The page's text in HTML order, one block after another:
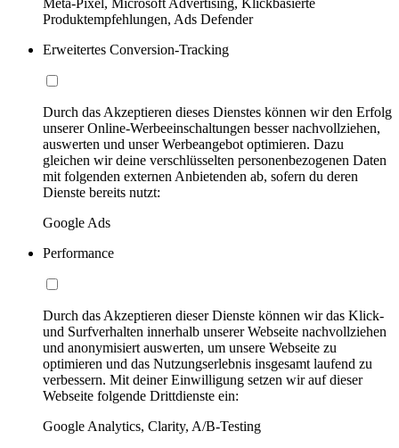
Meta-Pixel, Microsoft Advertising, Klickbasierte
Produktempfehlungen, Ads Defender
Erweitertes Conversion-Tracking
Durch das Akzeptieren dieses Dienstes können wir den Erfolg
unserer Online-Werbeeinschaltungen besser nachvollziehen,
auswerten und unser Werbeangebot optimieren. Dazu
gleichen wir deine verschlüsselten personenbezogenen Daten
mit folgenden externen Anbietenden ab, sofern du deren
Dienste bereits nutzt:
Google Ads
Performance
Durch das Akzeptieren dieser Dienste können wir das Klick-
und Surfverhalten innerhalb unserer Webseite nachvollziehen
und anonymisiert auswerten, um unsere Webseite zu
optimieren und das Nutzungserlebnis insgesamt laufend zu
verbessern. Mit deiner Einwilligung setzen wir auf dieser
Webseite folgende Drittdienste ein:
Google Analytics, Clarity, A/B-Testing